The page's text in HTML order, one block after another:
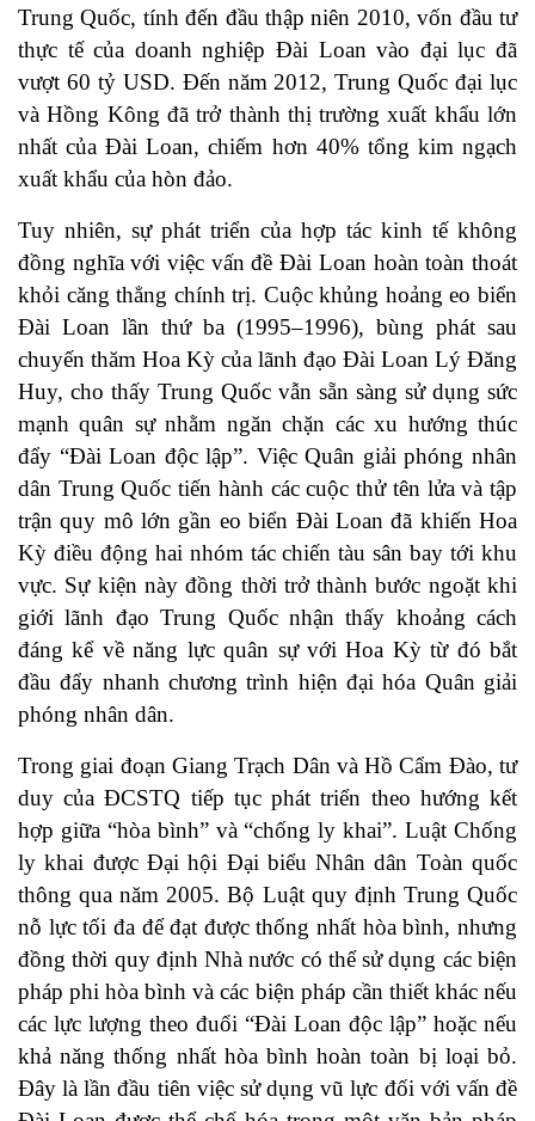
Trung Quốc, tính đến đầu thập niên 2010, vốn đầu tư
thực tế của doanh nghiệp Đài Loan vào đại lục đã
vượt 60 tỷ USD. Đến năm 2012, Trung Quốc đại lục
và Hồng Kông đã trở thành thị trường xuất khẩu lớn
nhất của Đài Loan, chiếm hơn 40% tổng kim ngạch
xuất khẩu của hòn đảo.
Tuy nhiên, sự phát triển của hợp tác kinh tế không
đồng nghĩa với việc vấn đề Đài Loan hoàn toàn thoát
khỏi căng thẳng chính trị. Cuộc khủng hoảng eo biển
Đài Loan lần thứ ba (1995–1996), bùng phát sau
chuyến thăm Hoa Kỳ của lãnh đạo Đài Loan Lý Đăng
Huy, cho thấy Trung Quốc vẫn sẵn sàng sử dụng sức
mạnh quân sự nhằm ngăn chặn các xu hướng thúc
đẩy “Đài Loan độc lập”. Việc Quân giải phóng nhân
dân Trung Quốc tiến hành các cuộc thử tên lửa và tập
trận quy mô lớn gần eo biển Đài Loan đã khiến Hoa
Kỳ điều động hai nhóm tác chiến tàu sân bay tới khu
vực. Sự kiện này đồng thời trở thành bước ngoặt khi
giới lãnh đạo Trung Quốc nhận thấy khoảng cách
đáng kể về năng lực quân sự với Hoa Kỳ từ đó bắt
đầu đẩy nhanh chương trình hiện đại hóa Quân giải
phóng nhân dân.
Trong giai đoạn Giang Trạch Dân và Hồ Cẩm Đào, tư
duy của ĐCSTQ tiếp tục phát triển theo hướng kết
hợp giữa “hòa bình” và “chống ly khai”. Luật Chống
ly khai được Đại hội Đại biểu Nhân dân Toàn quốc
thông qua năm 2005. Bộ Luật quy định Trung Quốc
nỗ lực tối đa để đạt được thống nhất hòa bình, nhưng
đồng thời quy định Nhà nước có thể sử dụng các biện
pháp phi hòa bình và các biện pháp cần thiết khác nếu
các lực lượng theo đuổi “Đài Loan độc lập” hoặc nếu
khả năng thống nhất hòa bình hoàn toàn bị loại bỏ.
Đây là lần đầu tiên việc sử dụng vũ lực đối với vấn đề